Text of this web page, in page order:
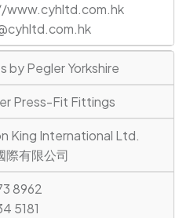
by Pegler Yorkshire
Press-Fit Fittings
King International Ltd.
際有限公司
8962
5181